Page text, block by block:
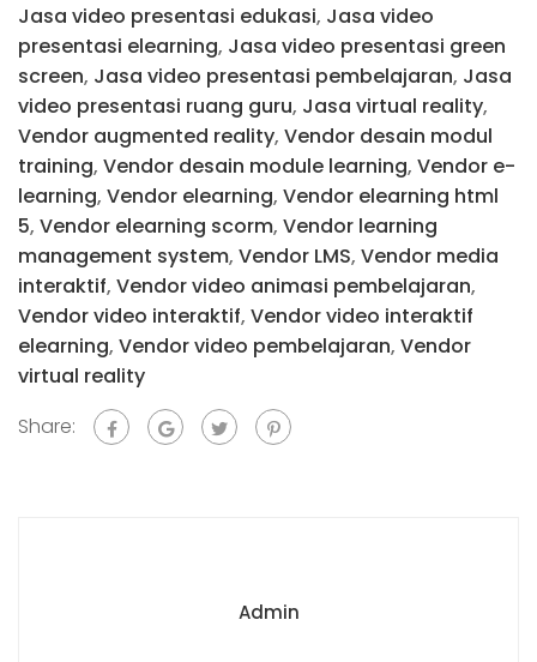
Jasa video presentasi edukasi, Jasa video
presentasi elearning, Jasa video presentasi green
screen, Jasa video presentasi pembelajaran, Jasa
video presentasi ruang guru, Jasa virtual reality,
Vendor augmented reality, Vendor desain modul
training, Vendor desain module learning, Vendor e-
learning, Vendor elearning, Vendor elearning html
5, Vendor elearning scorm, Vendor learning
management system, Vendor LMS, Vendor media
interaktif, Vendor video animasi pembelajaran,
Vendor video interaktif, Vendor video interaktif
elearning, Vendor video pembelajaran, Vendor
virtual reality
Share:
Admin